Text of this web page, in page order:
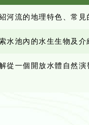
河流的地理特色、常
水池內的水生生物及
從一個開放水體自然